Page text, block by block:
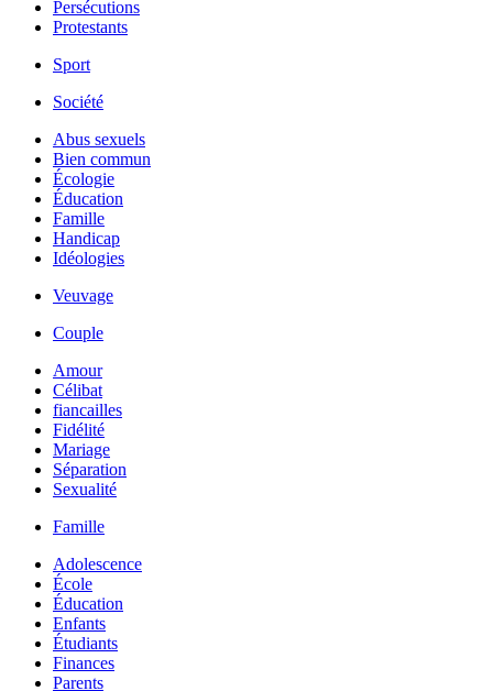
Persécutions
Protestants
Sport
Société
Abus sexuels
Bien commun
Écologie
Éducation
Famille
Handicap
Idéologies
Veuvage
Couple
Amour
Célibat
fiancailles
Fidélité
Mariage
Séparation
Sexualité
Famille
Adolescence
École
Éducation
Enfants
Étudiants
Finances
Parents